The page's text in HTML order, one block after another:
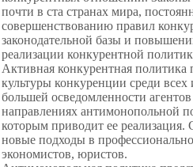
почти в ста странах мира,
совершенствованию правил
законодательной базы и
реализации конкурентной
Активная конкурентная политика
культуры конкуренции среди всех
большей осведомленности
направлениях антимонопольной
которым приводит ее реализация.
новые подходы в
экономистов, юристов.